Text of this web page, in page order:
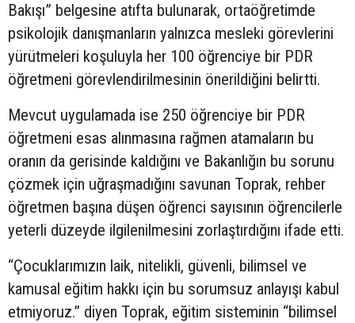
Bakışı” belgesine atıfta bulunarak, ortaöğretimde
psikolojik danışmanların yalnızca mesleki görevlerini
yürütmeleri koşuluyla her 100 öğrenciye bir PDR
öğretmeni görevlendirilmesinin önerildiğini belirtti.
Mevcut uygulamada ise 250 öğrenciye bir PDR
öğretmeni esas alınmasına rağmen atamaların bu
oranın da gerisinde kaldığını ve Bakanlığın bu sorunu
çözmek için uğraşmadığını savunan Toprak, rehber
öğretmen başına düşen öğrenci sayısının öğrencilerle
yeterli düzeyde ilgilenilmesini zorlaştırdığını ifade etti.
“Çocuklarımızın laik, nitelikli, güvenli, bilimsel ve
kamusal eğitim hakkı için bu sorumsuz anlayışı kabul
etmiyoruz.” diyen Toprak, eğitim sisteminin “bilimsel